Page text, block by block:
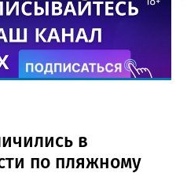
в
по пляжному